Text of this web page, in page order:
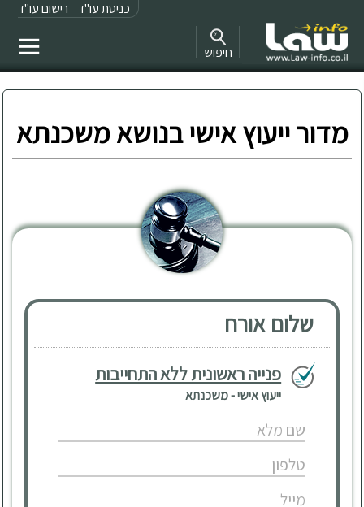
כניסת עו"ד רישום עו"ד
חיפוש
מדור ייעוץ אישי בנושא משכנתא
שלום אורח
פנייה ראשונית ללא התחייבות
ייעוץ אישי - משכנתא